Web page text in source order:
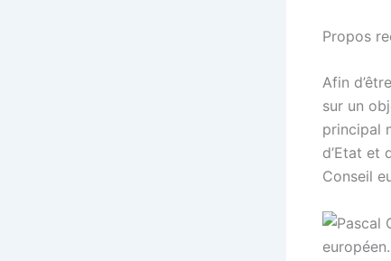
Propos
Afin
sur un
principal
d’Etat et
Conseil